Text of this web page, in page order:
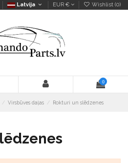
Latvija EUR € Wishlist (0)
0
Virsbūves daļas Rokturi un slēdzenes